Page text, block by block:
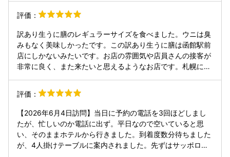
評価：
訳あり生うに膳のレギュラーサイズを食べました。ウニは臭
みもなく美味しかったです。この訳あり生うに膳は函館駅前
店にしかないみたいです。お店の雰囲気や店員さんの接客が
非常に良く、また来たいと思えるようなお店です。札幌にも
と高いけど、たまに贅沢するときなどには良いと思います。
評価：
【2026年6月4日訪問】当日に予約の電話を3回ほどしまし
たが、忙しいのか電話に出ず。平日なので空いていると思
い、そのままホテルから行きました。到着度数分待ちました
が、4人掛けテーブルに案内されました。先ずはサッポロ黒